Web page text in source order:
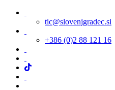
tic@slovenjgradec.si
+386 (0)2 88 121 16